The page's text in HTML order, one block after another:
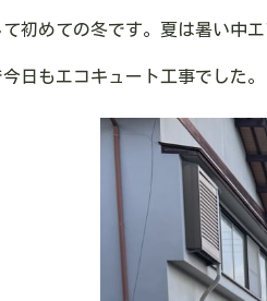
初めての冬です。夏は暑い中
日もエコキュート工事でした。